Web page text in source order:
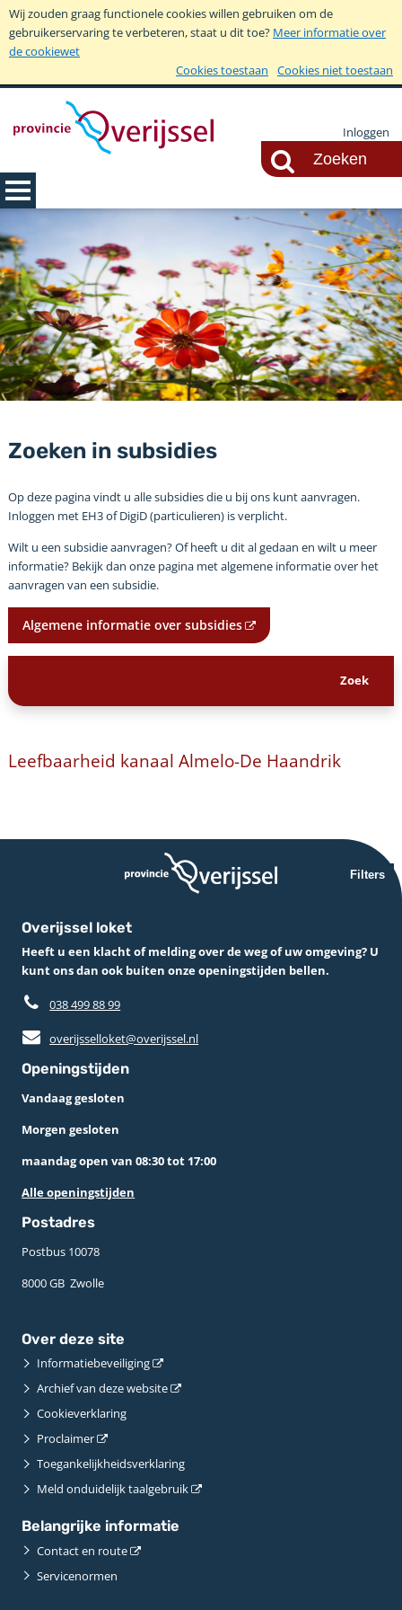
Wij zouden graag functionele cookies willen gebruiken om de
gebruikerservaring te verbeteren, staat u dit toe? Meer informatie over
de cookiewet
Cookies toestaan
Cookies niet toestaan
Inloggen
Zoeken in subsidies
Op deze pagina vindt u alle subsidies die u bij ons kunt aanvragen.
Inloggen met EH3 of DigiD (particulieren) is verplicht.
Wilt u een subsidie aanvragen? Of heeft u dit al gedaan en wilt u meer
informatie? Bekijk dan onze pagina met algemene informatie over het
aanvragen van een subsidie.
Algemene informatie over subsidies
Leefbaarheid kanaal Almelo-De Haandrik
Filters
Overijssel loket
Heeft u een klacht of melding over de weg of uw omgeving? U
kunt ons dan ook buiten onze openingstijden bellen.
038 499 88 99
overijsselloket@overijssel.nl
Openingstijden
Vandaag gesloten
Morgen gesloten
maandag open van 08:30 tot 17:00
Alle openingstijden
Postadres
Postbus 10078 ­
8000 GB ­ Zwolle
Over deze site
Informatiebeveiliging
Archief van deze website
Cookieverklaring
Proclaimer
Toegankelijkheidsverklaring
Meld onduidelijk taalgebruik
Belangrijke informatie
Contact en route
Servicenormen